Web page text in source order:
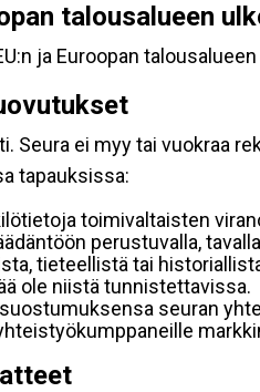
talousalueen
ja Euroopan
Seura ei myy tai vuokraa
tapauksissa:
toimivaltaisten
perustuvalla,
tieteellistä tai
ole niistä tunnistettavissa.
seuran